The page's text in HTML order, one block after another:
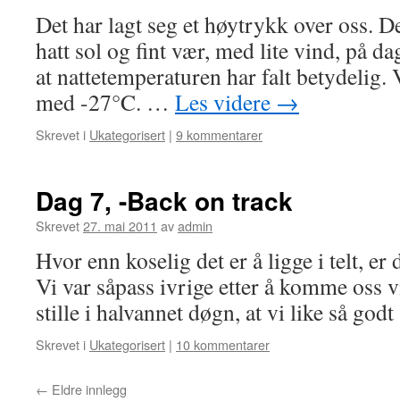
Det har lagt seg et høytrykk over oss.
hatt sol og fint vær, med lite vind, på
at nattetemperaturen har falt betydelig.
med -27°C. … Les videre →
Skrevet i Ukategorisert | 9 kommentarer
Dag 7, -Back on track
Skrevet27. mai 2011 avadmin
Hvor enn koselig det er å ligge i telt, er
Vi var såpass ivrige etter å komme oss
stille i halvannet døgn, at vi like så
Skrevet i Ukategorisert | 10 kommentarer
← Eldre innlegg